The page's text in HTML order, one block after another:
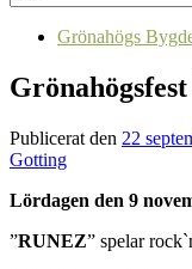
Grönahögs
Publicerat den 22
Gotting
Lördagen den 9
”RUNEZ” spelar